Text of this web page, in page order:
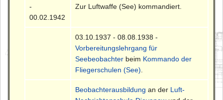
-
00.02.1942
Zur Luftwaffe (See) kommandiert.
03.10.1937 - 08.08.1938 -
Vorbereitungslehrgang für
Seebeobachter beim Kommando der
Fliegerschulen (See)
Beobachterausbildung an der Luft-